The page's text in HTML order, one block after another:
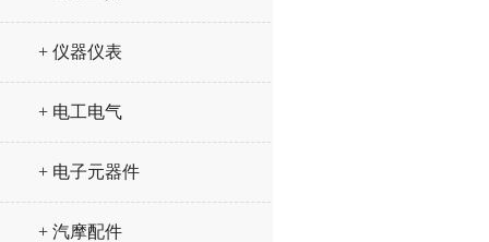
+ 仪器仪表
+ 电工电气
+ 电子元器件
+ 汽摩配件